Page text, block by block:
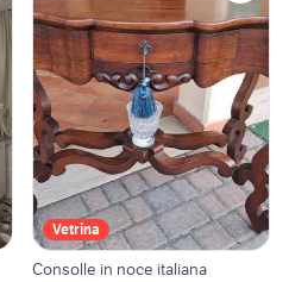
Vetrina
Consolle in noce italiana